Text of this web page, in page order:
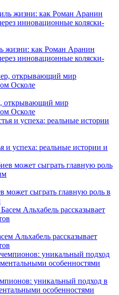
жизни: как Роман Аранин
инновационные коляски-
открывающий мир
Осколе
и успеха: реальные истории и
может сыграть главную роль в
Альхабель рассказывает
уникальный подход в
особенностями